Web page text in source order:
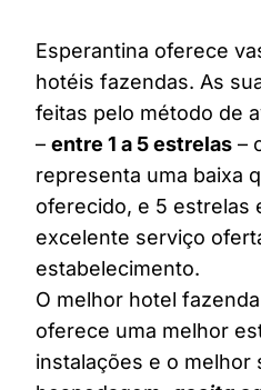
Esperantina oferece
hotéis fazendas. As
feitas pelo método de
– entre 1 a 5 estrelas –
representa uma baixa
oferecido, e 5 estrelas
excelente serviço
estabelecimento.
O melhor hotel
oferece uma melhor
instalações e o melhor